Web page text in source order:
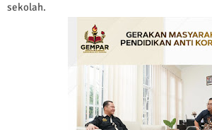
sekolah.